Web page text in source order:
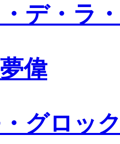
デ・ラ
偉
グロッ